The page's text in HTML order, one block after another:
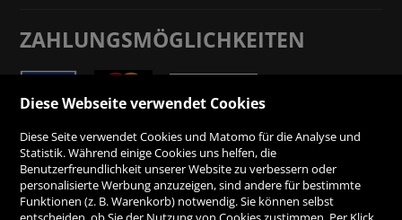
ZAHLUNGSMÖGLICHKEITEN
Vorauskasse
SICHER ONLINE SHOPPEN!
Diese Webseite verwendet Cookies
Diese Seite verwendet Cookies und Matomo für die Analyse und
Statistik. Während einige Cookies uns helfen, die
Benutzerfreundlichkeit unserer Website zu verbessern oder
personalisierte Werbung anzuzeigen, sind andere für bestimmte
Funktionen (z. B. Warenkorb) notwendig. Sie können selbst